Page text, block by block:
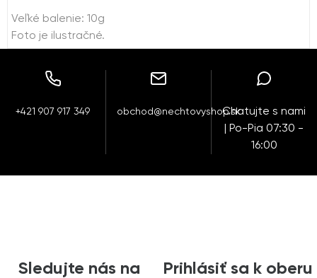
Veľké balenie: 10g
Foto je ilustračné.
+421 907 917 349 obchod@nechtovyshop.skChatujte s nami
| Po-Pia 07:30 -
16:00
Sledujte nás na
Prihlásiť sa k oberu